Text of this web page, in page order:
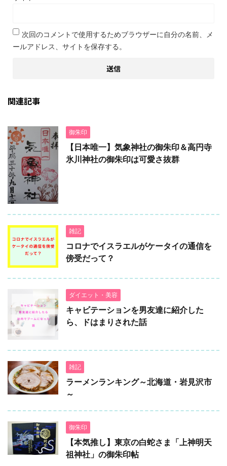
次回のコメントで使用するためブラウザーに自分の名前、メ
ールアドレス、サイトを保存する。
関連記事
御朱印
【日本唯一】気象神社の御朱印＆高円寺
氷川神社の御朱印は可愛さ抜群
雑記
コロナでイスラエルがケータイの通信を
傍受だって？
ダイエット・美容
キャビテーションを男友達に紹介した
ら、ドはまりされた話
雑記
ラーメンランキング～北海道・岩見沢市
～
御朱印
【本気推し】東京の白蛇さま「上神明天
祖神社」の御朱印帖